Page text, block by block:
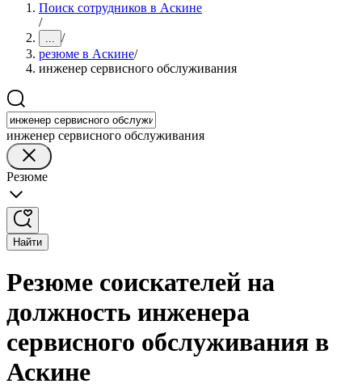
Поиск сотрудников в Аскине
/
... /
резюме в Аскине/
инженер сервисного обслуживания
инженер сервисного обслуживания
Резюме
Найти
Резюме соискателей на
должность инженера
сервисного обслуживания в
Аскине